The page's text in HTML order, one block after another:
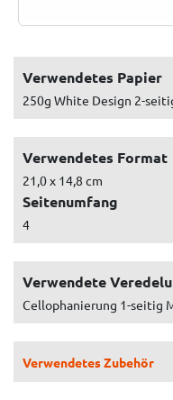
Verwendetes Papier
250g White Design 2-
Verwendetes Format
21,0 x 14,8 cm
Seitenumfang
4
Verwendete
Cellophanierung 1-seitig
Verwendetes Zubehör